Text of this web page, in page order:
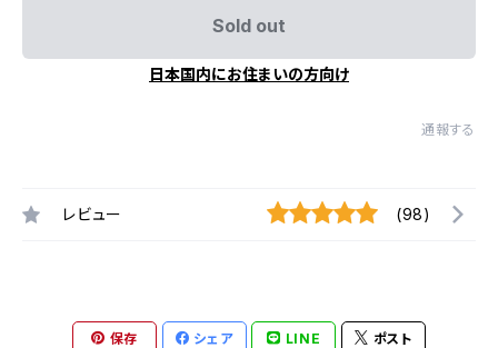
Sold out
日本国内にお住まいの方向け
通報する
レビュー (98)
保存 シェア LINE ポスト